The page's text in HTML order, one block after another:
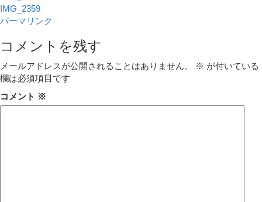
IMG_2359
パーマリンク
コメントを残す
メールアドレスが公開されることはありません。 ※ が付いている
欄は必須項目です
コメント ※